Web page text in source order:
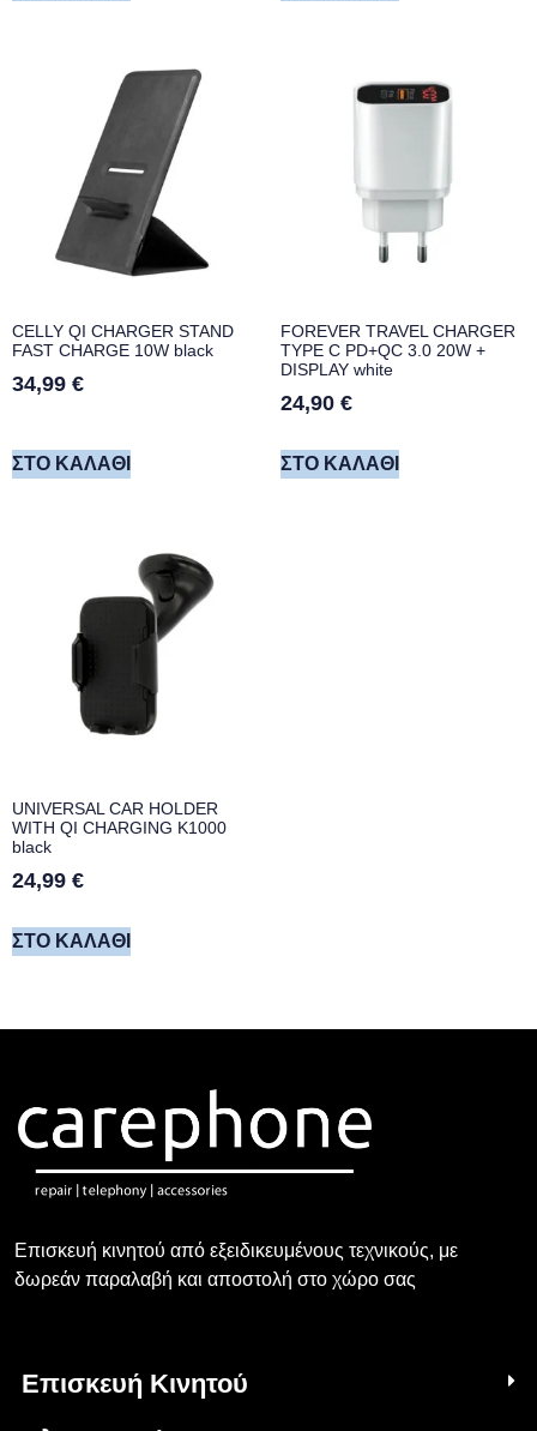
CELLY QI CHARGER STAND
FAST CHARGE 10W black
34,99 €
ΣΤΟ ΚΑΛΆΘΙ
FOREVER TRAVEL CHARGER
TYPE C PD+QC 3.0 20W +
DISPLAY white
24,90 €
ΣΤΟ ΚΑΛΆΘΙ
UNIVERSAL CAR HOLDER
WITH QI CHARGING K1000
black
24,99 €
ΣΤΟ ΚΑΛΆΘΙ
Επισκευή κινητού από εξειδικευμένους τεχνικούς, με
δωρεάν παραλαβή και αποστολή στο χώρο σας
Επισκευή Κινητού